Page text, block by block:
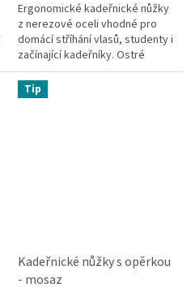
Ergonomické kadeřnické nůžky
z nerezové oceli vhodné pro
domácí stříhání vlasů, studenty i
začínající kadeřníky. Ostré
čepele, lehká konstrukce a
pohodlné držení zajistí přesný...
Tip
Kadeřnické nůžky s opěrkou
- mosaz